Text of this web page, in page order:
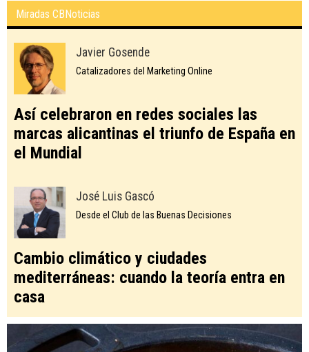
Miradas CBNoticias
Javier Gosende
Catalizadores del Marketing Online
Así celebraron en redes sociales las
marcas alicantinas el triunfo de España en
el Mundial
José Luis Gascó
Desde el Club de las Buenas Decisiones
Cambio climático y ciudades
mediterráneas: cuando la teoría entra en
casa